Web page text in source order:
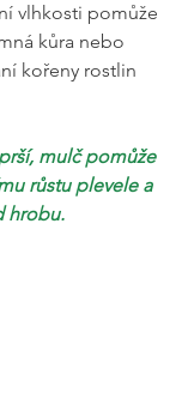
vlhkosti pomůže
kůra nebo
kořeny rostlin
mulč pomůže
růstu plevele a
hrobu.